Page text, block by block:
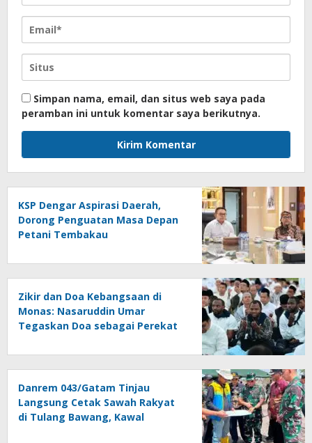
Simpan nama, email, dan situs web saya pada
peramban ini untuk komentar saya berikutnya.
KSP Dengar Aspirasi Daerah,
Dorong Penguatan Masa Depan
Petani Tembakau
Zikir dan Doa Kebangsaan di
Monas: Nasaruddin Umar
Tegaskan Doa sebagai Perekat
Danrem 043/Gatam Tinjau
Langsung Cetak Sawah Rakyat
di Tulang Bawang, Kawal